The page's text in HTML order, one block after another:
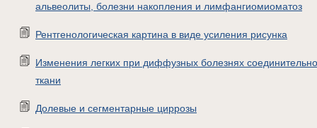
альвеолиты, болезни накопления и лимфангиомиоматоз
Рентгенологическая картина в виде усиления рисунка
Изменения легких при диффузных болезнях
ткани
Долевые и сегментарные циррозы